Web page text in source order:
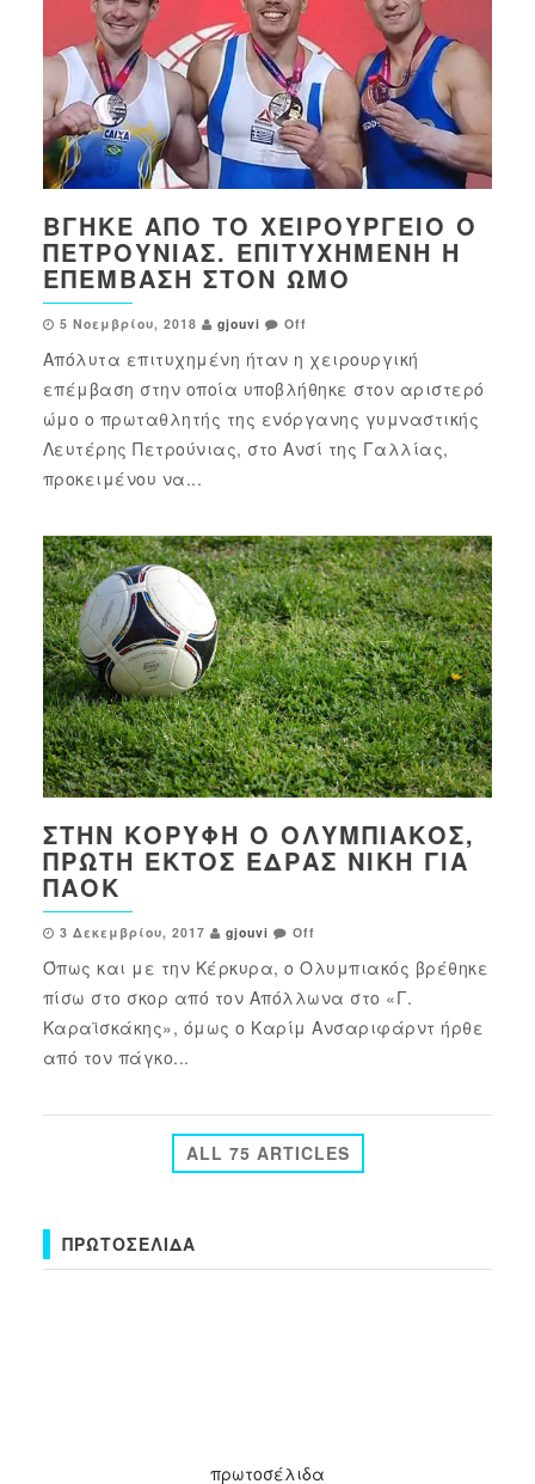
ΒΓΉΚΕ ΑΠΌ ΤΟ ΧΕΙΡΟΥΡΓΕΊΟ Ο
ΠΕΤΡΟΎΝΙΑΣ. ΕΠΙΤΥΧΗΜΈΝΗ Η
ΕΠΈΜΒΑΣΗ ΣΤΟΝ ΏΜΟ
5 Νοεμβρίου, 2018 gjouvi Off
Απόλυτα επιτυχημένη ήταν η χειρουργική
επέμβαση στην οποία υποβλήθηκε στον αριστερό
ώμο ο πρωταθλητής της ενόργανης γυμναστικής
Λευτέρης Πετρούνιας, στο Ανσί της Γαλλίας,
προκειμένου να...
ΣΤΗΝ ΚΟΡΥΦΉ Ο ΟΛΥΜΠΙΑΚΌΣ,
ΠΡΏΤΗ ΕΚΤΌΣ ΈΔΡΑΣ ΝΊΚΗ ΓΙΑ
ΠΑΟΚ
3 Δεκεμβρίου, 2017 gjouvi Off
Όπως και με την Κέρκυρα, ο Ολυμπιακός βρέθηκε
πίσω στο σκορ από τον Απόλλωνα στο «Γ.
Καραϊσκάκης», όμως ο Καρίμ Ανσαριφάρντ ήρθε
από τον πάγκο...
ALL 75 ARTICLES
ΠΡΩΤΟΣΈΛΙΔΑ
πρωτοσέλιδα